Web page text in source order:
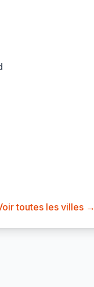
toutes les villes →